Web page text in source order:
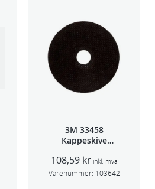
3M 33458
Kappeskive
5stk/pk pris/stk
108,59 kr inkl. mva
Varenummer: 103642